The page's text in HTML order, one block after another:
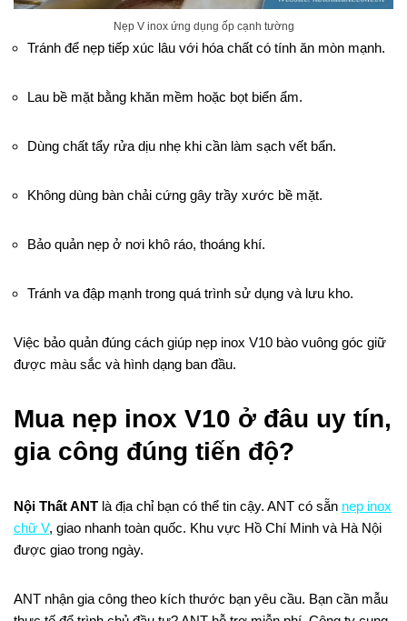
Nẹp V inox ứng dụng ốp cạnh tường
Tránh để nẹp tiếp xúc lâu với hóa chất có tính ăn mòn mạnh.
Lau bề mặt bằng khăn mềm hoặc bọt biển ẩm.
Dùng chất tẩy rửa dịu nhẹ khi cần làm sạch vết bẩn.
Không dùng bàn chải cứng gây trầy xước bề mặt.
Bảo quản nẹp ở nơi khô ráo, thoáng khí.
Tránh va đập mạnh trong quá trình sử dụng và lưu kho.
Việc bảo quản đúng cách giúp nẹp inox V10 bào vuông góc giữ
được màu sắc và hình dạng ban đầu.
Mua nẹp inox V10 ở đâu uy tín,
gia công đúng tiến độ?
Nội Thất ANT là địa chỉ bạn có thể tin cậy. ANT có sẵn nẹp inox
chữ V, giao nhanh toàn quốc. Khu vực Hồ Chí Minh và Hà Nội
được giao trong ngày.
ANT nhận gia công theo kích thước bạn yêu cầu. Bạn cần mẫu